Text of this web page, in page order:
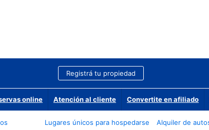
Registrá tu propiedad
online Atención al cliente Convertite en afiliado
Lugares únicos para hospedarse
Alquiler de